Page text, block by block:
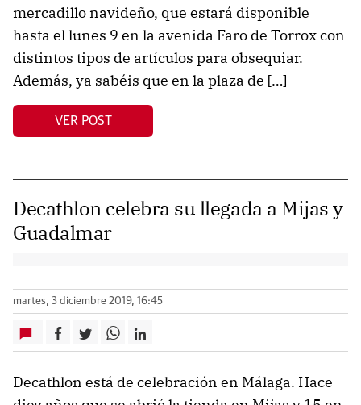
mercadillo navideño, que estará disponible
hasta el lunes 9 en la avenida Faro de Torrox con
distintos tipos de artículos para obsequiar.
Además, ya sabéis que en la plaza de […]
VER POST
Decathlon celebra su llegada a Mijas y
Guadalmar
martes, 3 diciembre 2019, 16:45
Decathlon está de celebración en Málaga. Hace